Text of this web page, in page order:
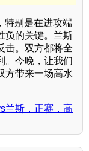
特别是在进攻端
负的关键。兰斯
击。双方都将全
。今晚，让我们
方带来一场高水
兰斯，正赛，高